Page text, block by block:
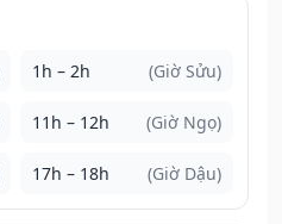
1h – 2h (Giờ Sửu)
11h – 12h (Giờ Ngọ)
17h – 18h (Giờ Dậu)